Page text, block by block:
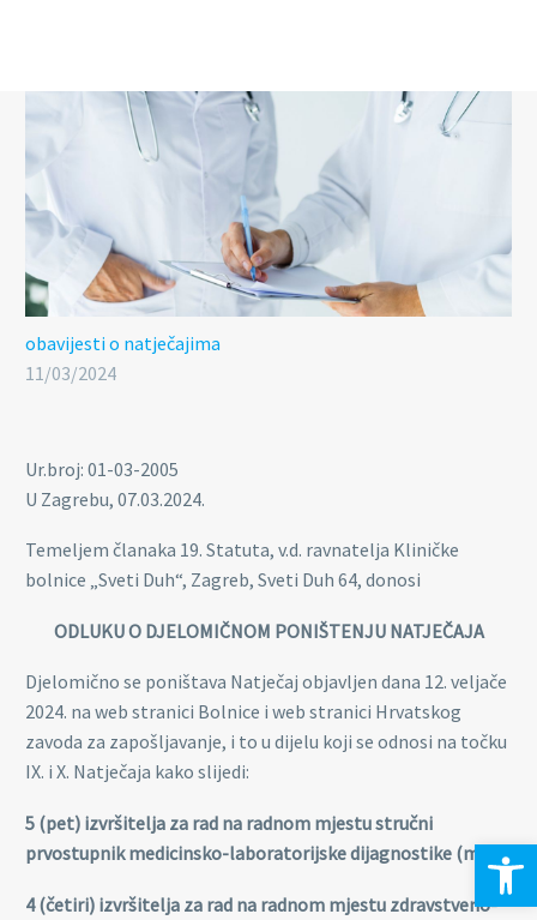
obavijesti o natječajima
11/03/2024
Ur.broj: 01-03-2005
U Zagrebu, 07.03.2024.
Temeljem članaka 19. Statuta, v.d. ravnatelja Kliničke
bolnice „Sveti Duh“, Zagreb, Sveti Duh 64, donosi
ODLUKU O DJELOMIČNOM PONIŠTENJU NATJEČAJA
Djelomično se poništava Natječaj objavljen dana 12. veljače
2024. na web stranici Bolnice i web stranici Hrvatskog
zavoda za zapošljavanje, i to u dijelu koji se odnosi na točku
IX. i X. Natječaja kako slijedi:
5 (pet) izvršitelja za rad na radnom mjestu stručni
prvostupnik medicinsko-laboratorijske dijagnostike (m/ž)
4 (četiri) izvršitelja za rad na radnom mjestu zdravstveno-